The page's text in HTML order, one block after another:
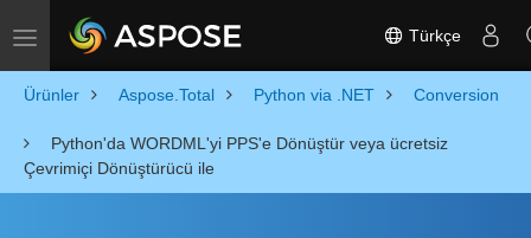
Toggle navigation Türkçe
Ürünler Aspose.Total Python via .NET Conversion
Python'da WORDML'yi PPS'e Dönüştür veya ücretsiz
Çevrimiçi Dönüştürücü ile